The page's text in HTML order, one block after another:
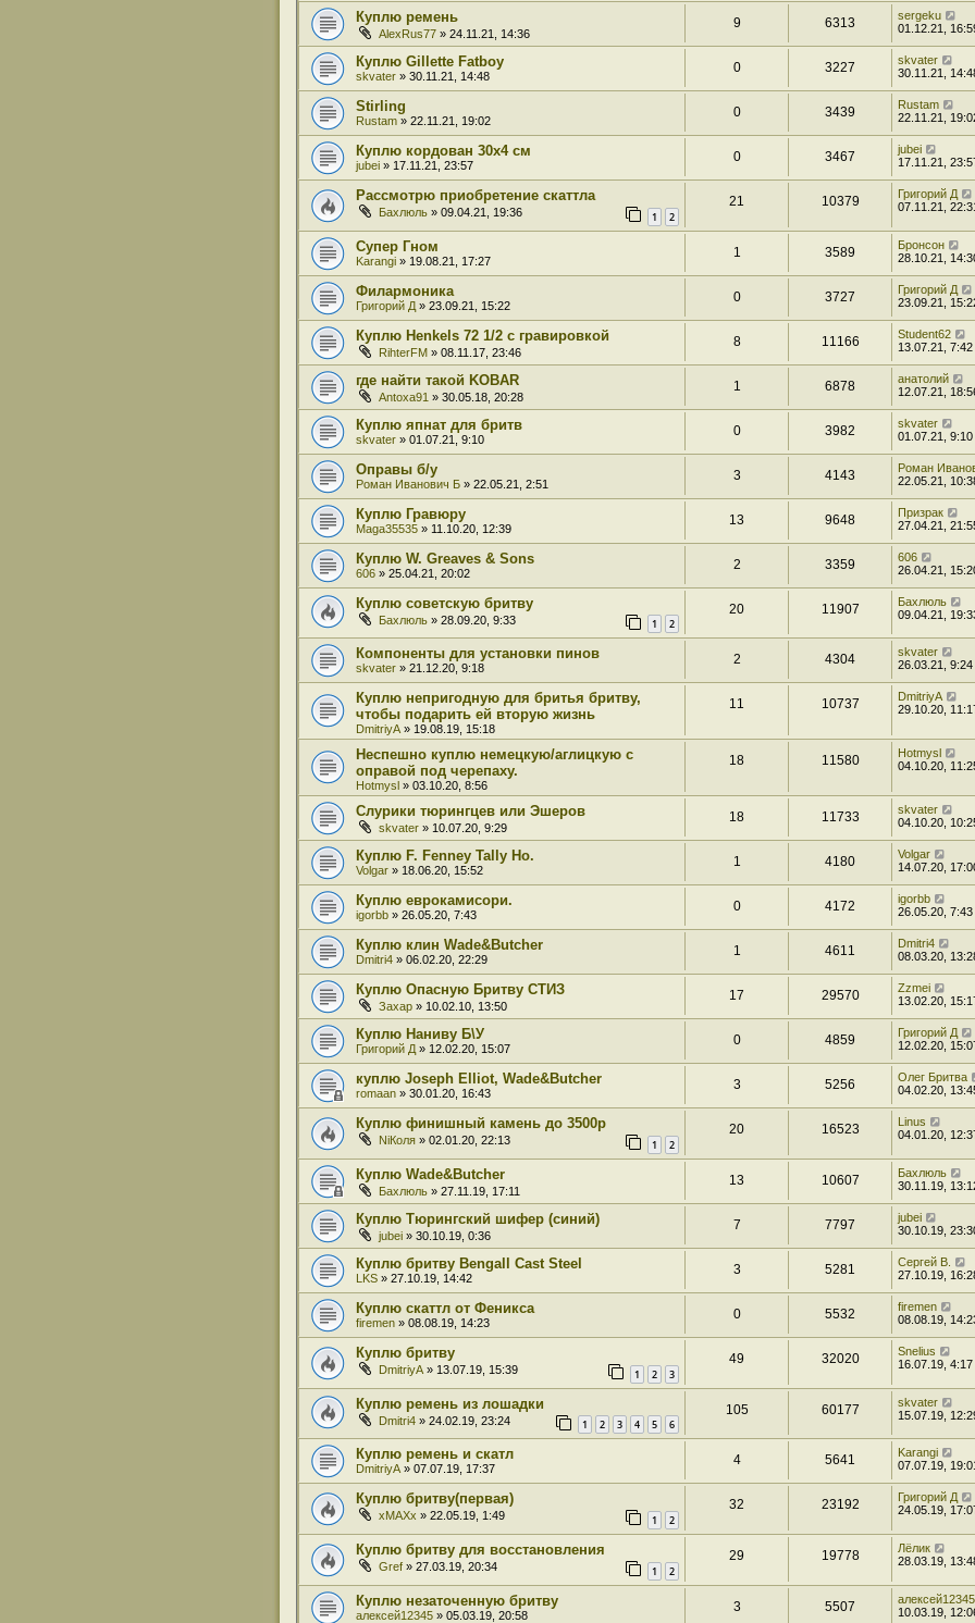
Куплю ремень
AlexRus77 » 24.11.21, 14:36
9 6313
sergeku
01.12.21,
Куплю Gillette Fatboy
skvater » 30.11.21, 14:48
0 3227
skvater
30.11.21,
Stirling
Rustam » 22.11.21, 19:02
0 3439
Rustam
22.11.21,
Куплю кордован 30x4 см
jubei » 17.11.21, 23:57
0 3467
jubei
17.11.21,
Рассмотрю приобретение скаттла
Бахлюль » 09.04.21, 19:36 1 2
21 10379
Григорий Д
07.11.21, 22:31
Супер Гном
Karangi » 19.08.21, 17:27
1 3589
Бронсон
28.10.21,
Филармоника
Григорий Д » 23.09.21, 15:22
0 3727
Григорий Д
23.09.21,
Куплю Henkels 72 1/2 с гравировкой
RihterFM » 08.11.17, 23:46
8 11166
Student62
13.07.21, 7:42
где найти такой KOBAR
Antoxa91 » 30.05.18, 20:28
1 6878
анатолий
12.07.21,
Куплю япнат для бритв
skvater » 01.07.21, 9:10
0 3982
skvater
01.07.21, 9:10
Оправы б/у
Роман Иванович Б » 22.05.21, 2:51
3 4143
Роман
22.05.21,
Куплю Гравюру
Maga35535 » 11.10.20, 12:39
13 9648
Призрак
27.04.21,
Куплю W. Greaves & Sons
606 » 25.04.21, 20:02
2 3359
606
26.04.21,
Куплю советскую бритву
Бахлюль » 28.09.20, 9:33 1 2
20 11907
Бахлюль
09.04.21,
Компоненты для установки пинов
skvater » 21.12.20, 9:18
2 4304
skvater
26.03.21, 9:24
Куплю непригодную для бритья бритву,
чтобы подарить ей вторую жизнь
DmitriyA» 19.08.19, 15:18
11 10737
DmitriyA
29.10.20,
Неспешно куплю немецкую/аглицкую с
оправой под черепаху.
Hotmysl » 03.10.20, 8:56
18 11580
Hotmysl
04.10.20,
Слурики тюрингцев или Эшеров
skvater » 10.07.20, 9:29
18 11733
skvater
04.10.20,
Куплю F. Fenney Tally Ho.
Volgar » 18.06.20, 15:52
1 4180
Volgar
14.07.20,
Куплю еврокамисори.
igorbb » 26.05.20, 7:43
0 4172
igorbb
26.05.20, 7:43
Куплю клин Wade&Butcher
Dmitri4 » 06.02.20, 22:29
1 4611
Dmitri4
08.03.20,
Куплю Опасную Бритву СТИЗ
Захар » 10.02.10, 13:50
17 29570
Zzmei
13.02.20,
Куплю Наниву Б\У
Григорий Д» 12.02.20, 15:07
0 4859
Григорий Д
12.02.20,
куплю Joseph Elliot, Wade&Butcher
romaan » 30.01.20, 16:43
3 5256
Олег Бритва
04.02.20,
Куплю финишный камень до 3500р
NiКоля » 02.01.20, 22:13 1 2
20 16523
Linus
04.01.20,
Куплю Wade&Butcher
Бахлюль » 27.11.19, 17:11
13 10607
Бахлюль
30.11.19,
Куплю Тюрингский шифер (синий)
jubei » 30.10.19, 0:36
7 7797
jubei
30.10.19,
Куплю бритву Bengall Cast Steel
LKS » 27.10.19, 14:42
3 5281
Сергей В.
27.10.19,
Куплю скаттл от Феникса
firemen » 08.08.19, 14:23
0 5532
firemen
08.08.19,
Куплю бритву
DmitriyA » 13.07.19, 15:39 1 2 3
49 32020
Snelius
16.07.19, 4:17
Куплю ремень из лошадки
Dmitri4 » 24.02.19, 23:24 1 2 3 4 5 6
105 60177
skvater
15.07.19,
Куплю ремень и скатл
DmitriyA» 07.07.19, 17:37
4 5641
Karangi
07.07.19,
Куплю бритву(первая)
xMAXx » 22.05.19, 1:49 1 2
32 23192
Григорий Д
24.05.19,
Куплю бритву для восстановления
Gref » 27.03.19, 20:34 1 2
29 19778
Лёлик
28.03.19,
Куплю незаточенную бритву
алексей12345 » 05.03.19, 20:58
3 5507
алексей12345
10.03.19,